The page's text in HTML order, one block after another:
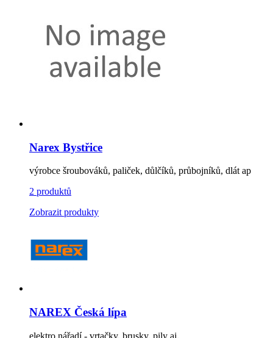
Narex Bystřice
výrobce šroubováků, paliček, důlčíků, průbojníků, dlát ap
2 produktů
Zobrazit produkty
NAREX Česká lípa
elektro nářadí - vrtačky, brusky, pily aj.